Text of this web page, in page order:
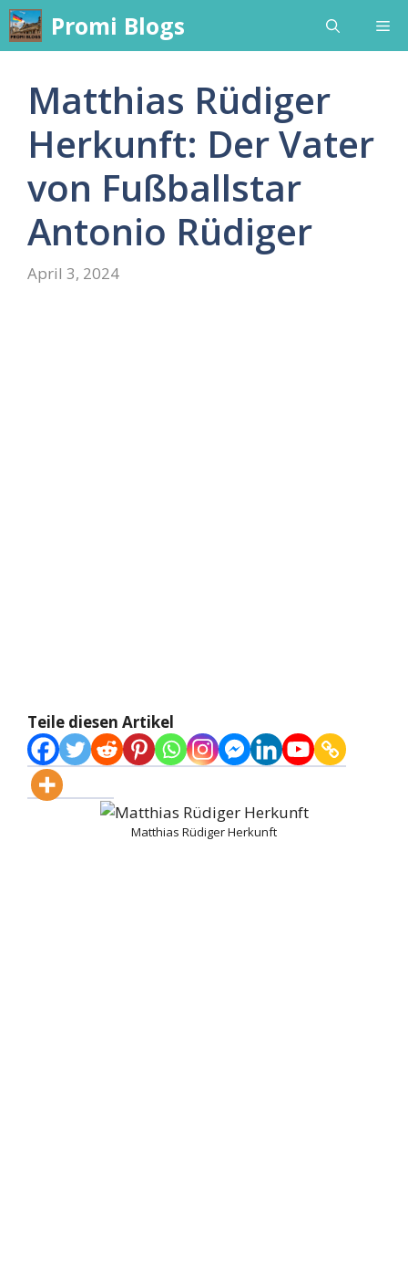
Skip
to
content
Promi Blogs
Matthias Rüdiger
Herkunft: Der Vater
von Fußballstar
Antonio Rüdiger
April 3, 2024
Teile diesen Artikel
Matthias Rüdiger Herkunft